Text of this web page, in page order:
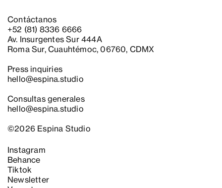
Contáctanos
+52 (81) 8336 6666
Av. Insurgentes Sur 444A
Roma Sur, Cuauhtémoc, 06760, CDMX
Press inquiries
hello@espina.studio
Consultas generales
hello@espina.studio
©2026 Espina Studio
Instagram
Behance
Tiktok
Newsletter